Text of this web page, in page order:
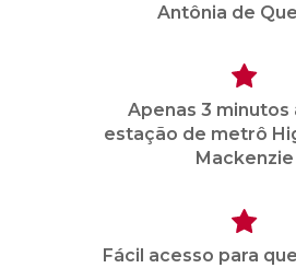
Antônia de
Apenas 3 minutos
estação de metrô
Mackenzie
Fácil acesso para